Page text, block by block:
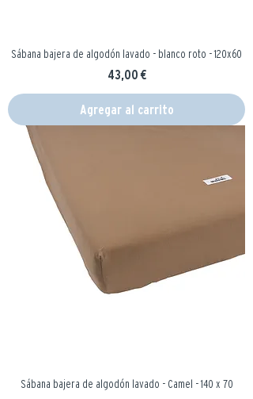
Sábana bajera de algodón lavado - blanco roto - 120x60
Precio
43,00 €
Agregar al carrito
Sábana bajera de algodón lavado - Camel - 140 x 70